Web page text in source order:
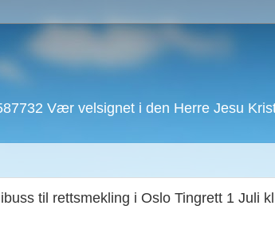
Vær velsignet i den Herre Jesu
til rettsmekling i Oslo Tingrett 1 Juli